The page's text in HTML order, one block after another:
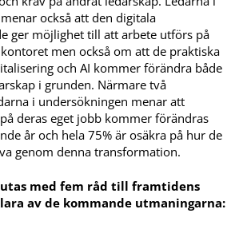
också att den digitala
ger möjlighet till att arbete utförs på
men också om att de praktiska
och AI kommer förändra både
i grunden. Närmare två
i undersökningen menar att
deras eget jobb kommer förändras
år och hela 75% är osäkra på hur de
genom denna transformation.
med fem råd till framtidens
av de kommande utmaningarna: